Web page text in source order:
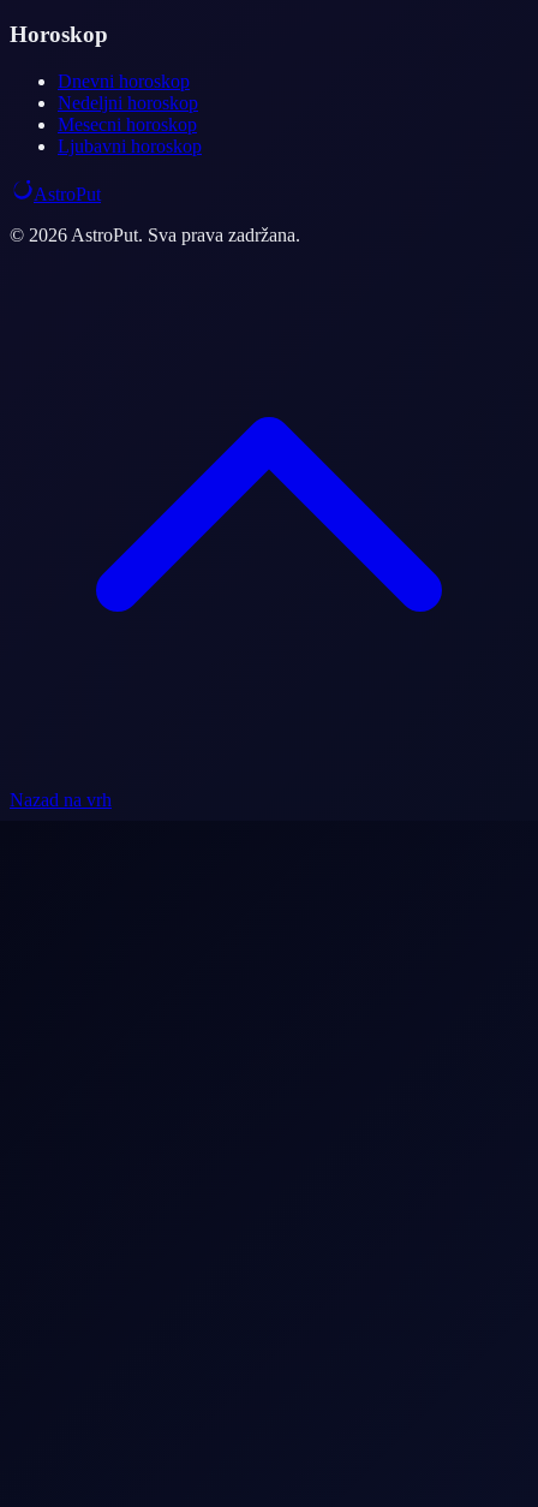
Horoskop
Dnevni horoskop
Nedeljni horoskop
Mesecni horoskop
Ljubavni horoskop
AstroPut
© 2026 AstroPut. Sva prava zadržana.
Nazad na vrh